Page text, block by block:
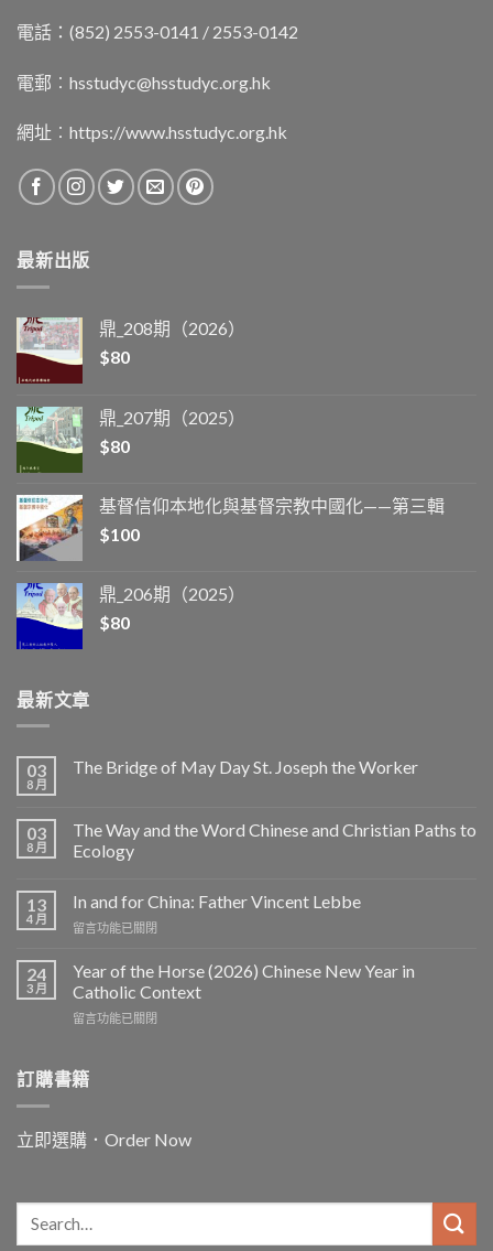
電話：(852) 2553-0141 / 2553-0142
電郵︰ hsstudyc@hsstudyc.org.hk
網址︰ https://www.hsstudyc.org.hk
最新出版
鼎_208期（2026）
$80
鼎_207期（2025）
$80
基督信仰本地化與基督宗教中國化——第三輯
$100
鼎_206期（2025）
$80
最新文章
03
8 月
The Bridge of May Day St. Joseph the Worker
03
8 月
The Way and the Word Chinese and Christian Paths to
Ecology
13
4 月
In and for China: Father Vincent Lebbe
在
and
China:
Father
中
留言功能已關閉
24
3 月
Year of the Horse (2026) Chinese New Year in
Catholic Context
在
the
Horse
Chinese
New
Catholic
Context〉
中
留言功能已關閉
訂購書籍
立即選購．Order Now